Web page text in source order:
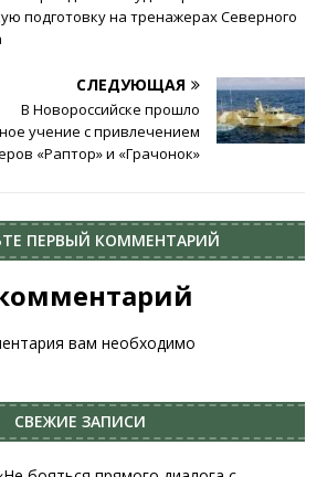
подготовку на тренажерах Северного
СЛЕДУЮЩАЯ
В Новороссийске прошло
учение с привлечением
«Раптор» и «Грачонок»
ПЕРВЫЙ КОММЕНТАРИЙ
вам необходимо
СВЕЖИЕ ЗАПИСИ